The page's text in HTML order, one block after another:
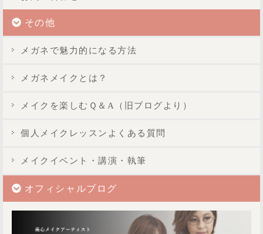
その他
メガネで魅力的になる方法
メガネメイクとは？
メイクを楽しむＱ＆A（旧ブログより）
個人メイクレッスンよくある質問
メイクイベント・講演・執筆
オフィシャルブログ